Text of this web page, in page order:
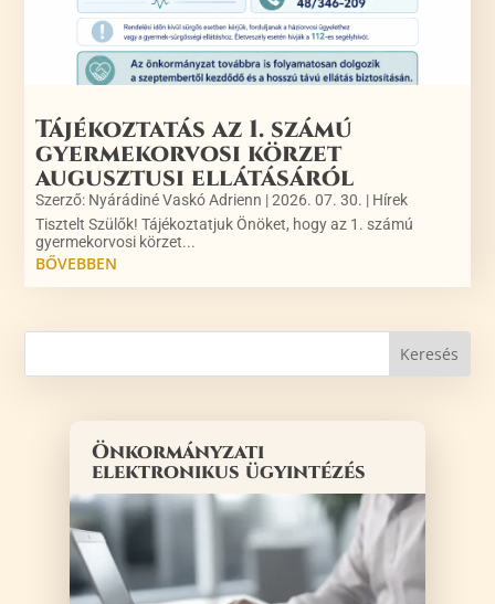
Tájékoztatás az 1. számú
gyermekorvosi körzet
augusztusi ellátásáról
Szerző: Nyárádiné Vaskó Adrienn |2026. 07. 30. | Hírek
Tisztelt Szülők! Tájékoztatjuk Önöket, hogy az 1. számú
gyermekorvosi körzet...
BŐVEBBEN
Önkormányzati
elektronikus ügyintézés